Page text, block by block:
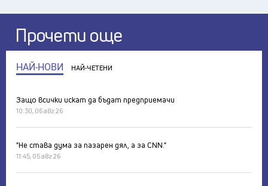
Прочети още
НАЙ-НОВИ НАЙ-ЧЕТЕНИ
Защо всички искат да бъдат предприемачи
10:30, 06 авг 26
"Не става дума за пазарен дял, а за CNN."
11:45, 05 авг 26